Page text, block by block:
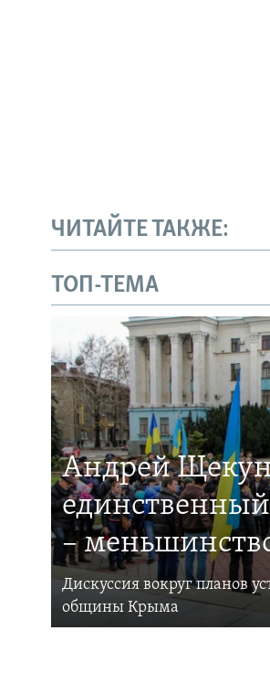
ЧИТАЙТЕ ТАКЖЕ:
ТОП-ТЕМА
Андрей
–
Дискуссия вокруг планов
общины Крыма